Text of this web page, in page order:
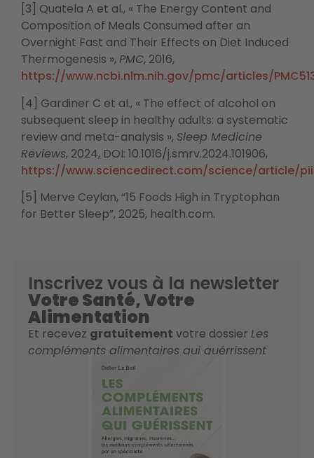
[3] Quatela A et al., « The Energy Content and
Composition of Meals Consumed after an
Overnight Fast and Their Effects on Diet Induced
Thermogenesis », PMC, 2016,
https://www.ncbi.nlm.nih.gov/pmc/articles/
[4] Gardiner C et al., « The effect of alcohol on
subsequent sleep in healthy adults: a systematic
review and meta-analysis », Sleep Medicine
Reviews, 2024, DOI: 10.1016/j.smrv.2024.101906,
https://www.sciencedirect.com/science/article/pii/
[5] Merve Ceylan, “15 Foods High in Tryptophan
for Better Sleep”, 2025, health.com.
Inscrivez vous à la newsletter
Votre Santé, Votre
Alimentation
Et recevez gratuitement votre dossier Les
compléments alimentaires qui guérrissent